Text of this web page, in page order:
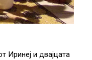
Иринеј и двајцата